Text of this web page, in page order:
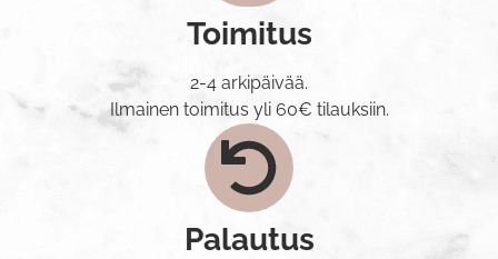
Toimitus
2-4 arkipäivää.
Ilmainen toimitus yli 60€ tilauksiin.
Palautus